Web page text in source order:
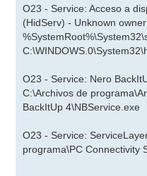
O23 - Service: Acceso a
(HidServ) - Unknown
O23 - Service: Nero
C:\Archivos de
BackItUp 4\NBService.exe
O23 - Service:
programa\PC Connectivity